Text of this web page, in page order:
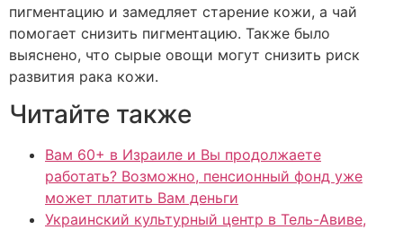
пигментацию и замедляет старение кожи, а чай
помогает снизить пигментацию. Также было
выяснено, что сырые овощи могут снизить риск
развития рака кожи.
Читайте также
Вам 60+ в Израиле и Вы продолжаете
работать? Возможно, пенсионный фонд уже
может платить Вам деньги
Украинский культурный центр в Тель-Авиве,